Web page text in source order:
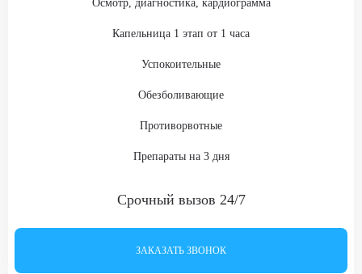
Стоимость услуги
ЗАКАЗАТЬ ЗВОНОК
Двухместная палата (люкс)
ЗАКАЗАТЬ ЗВОНОК
Осмотр, диагностика, кардиограмма
Капельница 1 этап от 1 часа
Успокоительные
Обезболивающие
Противорвотные
Препараты на 3 дня
Срочный вызов 24/7
ЗАКАЗАТЬ ЗВОНОК